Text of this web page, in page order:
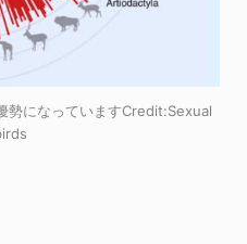
勢になっていますCredit:Sexual